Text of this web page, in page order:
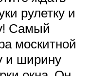
рулетку и
Самый
москитной
и ширину